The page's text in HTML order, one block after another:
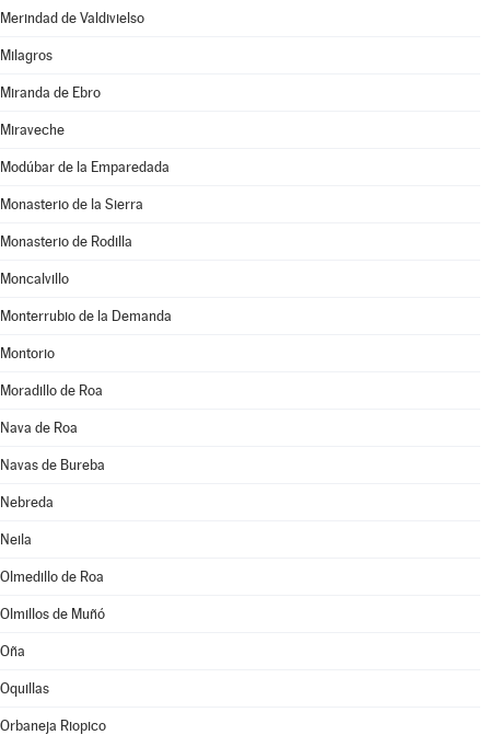
Merindad de Valdivielso
Milagros
Miranda de Ebro
Miraveche
Modúbar de la Emparedada
Monasterio de la Sierra
Monasterio de Rodilla
Moncalvillo
Monterrubio de la Demanda
Montorio
Moradillo de Roa
Nava de Roa
Navas de Bureba
Nebreda
Neila
Olmedillo de Roa
Olmillos de Muñó
Oña
Oquillas
Orbaneja Riopico